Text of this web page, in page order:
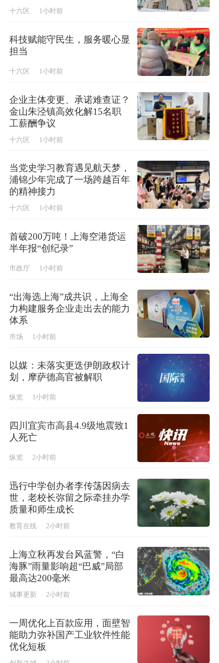
十六区 1小时前
科技赋能守民生，服务暖心显
担当
十六区 1小时前
企业主体变更、承诺难查证？
金山朱泾镇高效化解15名职
工薪酬争议
十六区 1小时前
当党史学习教育遇见航天梦，
浦锦少年完成了一场跨越百年
的精神接力
十六区 1小时前
首破200万吨！上海空港货运
半年报“创纪录”
市政厅 1小时前
“出海选上海”成共识，上海全
力构建服务企业走出去的能力
体系
市场 1小时前
以媒：未落实更迭伊朗政权计
划，摩萨德高官被解职
纵览 1小时前
四川宜宾市高县4.9级地震致1
人死亡
纵览 2小时前
迅行中学创办者李传荡因病去
世，老校长弥留之际牵挂办学
质量和师生成长
教育在线 2小时前
上海立秋再发台风蓝警，“白
海豚”雨量影响超“巴威”局部
最高达200毫米
城事更新 2小时前
一周优化上百款应用，面壁智
能助力弥补国产工业软件性能
优化短板